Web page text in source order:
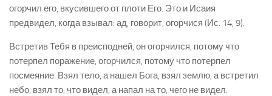
огорчил его, вкусившего от плоти Его. Это и Исаия
предвидел, когда взывал: ад, говорит, огорчися (Ис. 14, 9).
Встретив Тебя в преисподней, он огорчился, потому что
потерпел поражение, огорчился, потому что потерпел
посмеяние. Взял тело, а нашел Бога, взял землю, а встретил
небо, взял то, что видел, а напал на то, чего не видел.